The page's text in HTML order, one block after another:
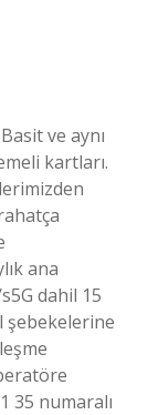
ve aynı
kartları.
ana
dahil 15
şebekelerine
35 numaralı